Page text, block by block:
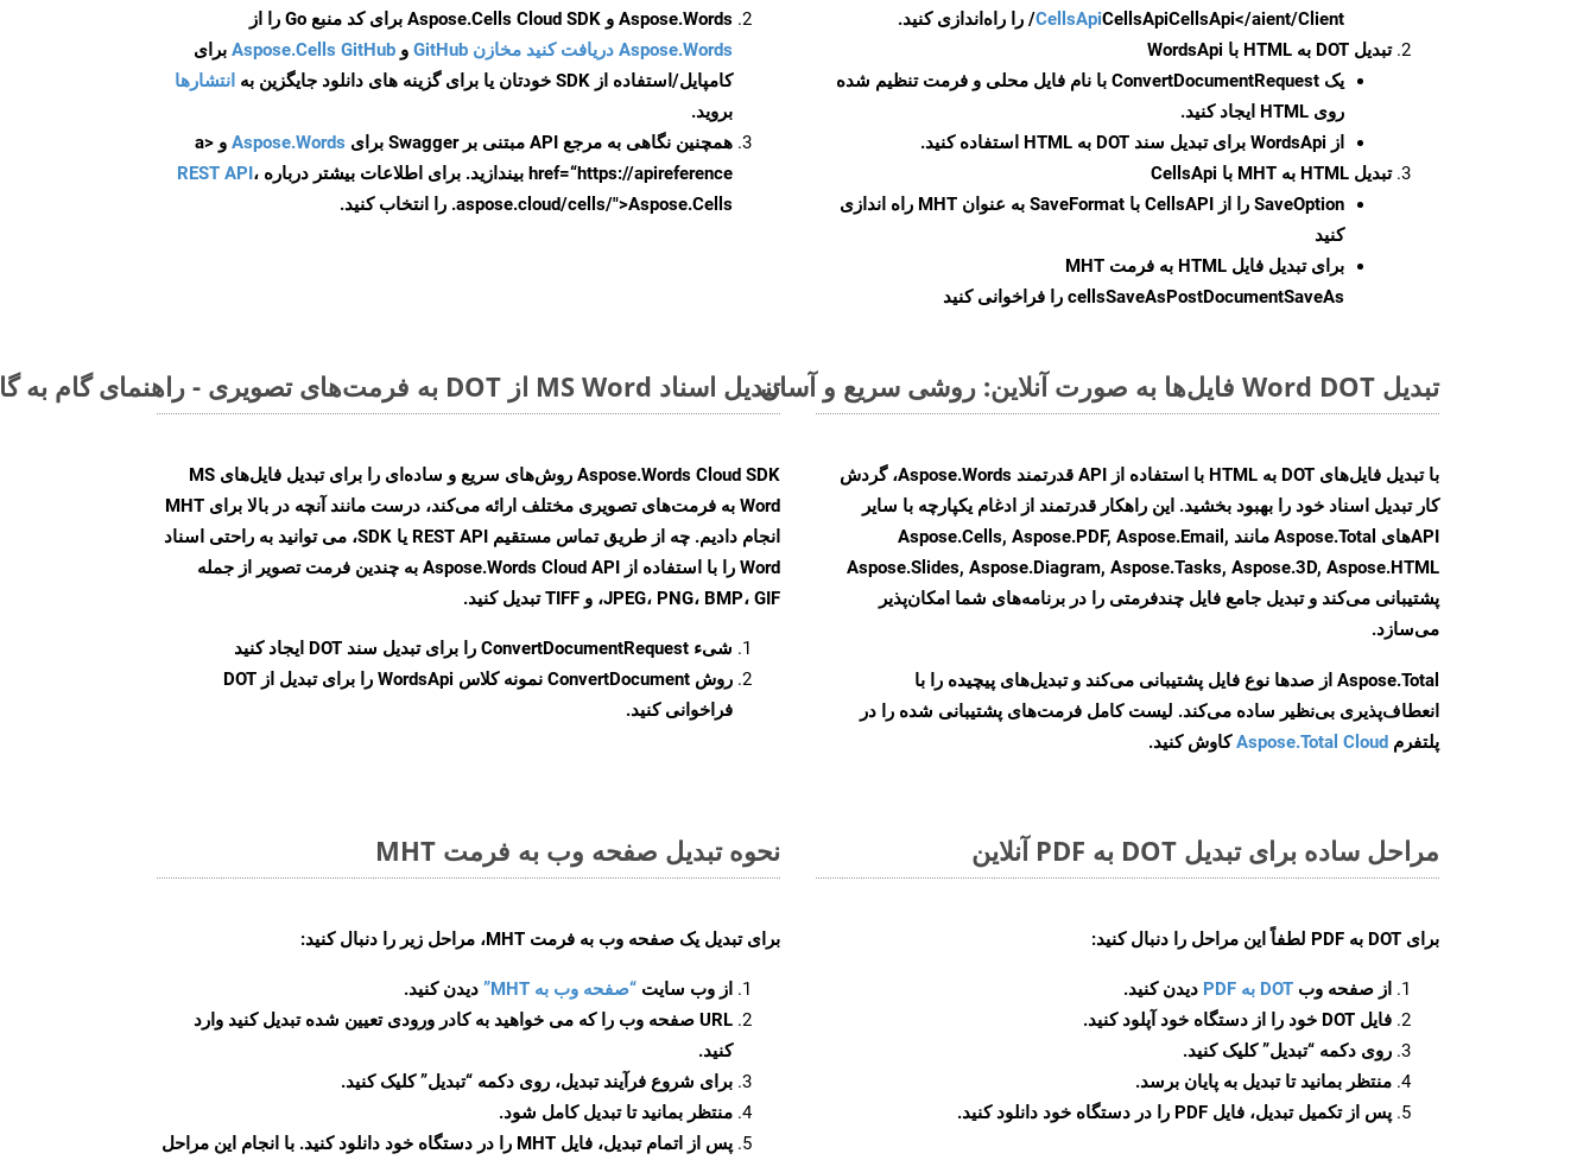
CellsApiCellsApiCellsApi</aient/Client/ را راه‌اندازی کنید.
تبدیل DOT به HTML با WordsApi
یک ConvertDocumentRequest با نام فایل محلی و فرمت تنظیم شده
روی HTML ایجاد کنید.
از WordsApi برای تبدیل سند DOT به HTML استفاده کنید.
تبدیل HTML به MHT با CellsApi
SaveOption
را از CellsAPI با SaveFormat به عنوان MHT راه اندازی
کنید
برای تبدیل فایل HTML به فرمت
MHT
cellsSaveAsPostDocumentSaveAs را فراخوانی کنید
Aspose.Words و Aspose.Cells Cloud SDK برای کد منبع Go را از
Aspose.Words دریافت کنید مخازن GitHub
و Aspose.Cells GitHub برای
کامپایل/استفاده از SDK خودتان یا برای گزینه های دانلود جایگزین به
انتشارها
بروید.
همچنین نگاهی به مرجع API مبتنی بر Swagger برای
Aspose.Words
و <a
href=“https://apireference بیندازید. برای اطلاعات بیشتر درباره
REST API،
.aspose.cloud/cells/">Aspose.Cells را انتخاب کنید.
تبدیل Word DOT فایل‌ها به صورت آنلاین: روشی سریع و آسان
با تبدیل فایل‌های DOT به HTML با استفاده از API قدرتمند Aspose.Words، گردش
کار تبدیل اسناد خود را بهبود بخشید. این راهکار قدرتمند از ادغام یکپارچه با سایر
APIهای Aspose.Total مانند Aspose.Cells, Aspose.PDF, Aspose.Email,
Aspose.Slides, Aspose.Diagram, Aspose.Tasks, Aspose.3D, Aspose.HTML
پشتیبانی می‌کند و تبدیل جامع فایل چندفرمتی را در برنامه‌های شما امکان‌پذیر
می‌سازد.
Aspose.Total از صدها نوع فایل پشتیبانی می‌کند و تبدیل‌های پیچیده را با
انعطاف‌پذیری بی‌نظیر ساده می‌کند. لیست کامل فرمت‌های پشتیبانی شده را در
پلتفرم Aspose.Total Cloudکاوش کنید.
تبدیل اسناد MS Word از DOT به فرمت‌های تصویری - راهنمای گام به گام
Aspose.Words Cloud SDK روش‌های سریع و ساده‌ای را برای تبدیل فایل‌های MS
Word به فرمت‌های تصویری مختلف ارائه می‌کند، درست مانند آنچه در بالا برای MHT
انجام دادیم. چه از طریق تماس مستقیم REST API یا SDK، می توانید به راحتی اسناد
Word را با استفاده از Aspose.Words Cloud API به چندین فرمت تصویر از جمله
JPEG، PNG، BMP، GIF، و TIFF تبدیل کنید.
شیء ConvertDocumentRequest را برای تبدیل سند DOT ایجاد کنید
روش ConvertDocument
نمونه کلاس WordsApi را برای تبدیل از DOT
فراخوانی کنید.
مراحل ساده برای تبدیل DOT به PDF آنلاین
برای DOT به PDF لطفاً این مراحل را دنبال کنید:
از صفحه وب DOT به PDF
دیدن کنید.
فایل DOT خود را از دستگاه خود آپلود کنید.
روی دکمه “تبدیل”کلیک کنید.
منتظر بمانید تا تبدیل به پایان برسد.
پس از تکمیل تبدیل، فایل PDF را در دستگاه خود دانلود کنید.
نحوه تبدیل صفحه وب به فرمت MHT
برای تبدیل یک صفحه وب به فرمت MHT، مراحل زیر را دنبال کنید:
از وب سایت “صفحه وب به MHT”
دیدن کنید.
URL صفحه وب را که می خواهید به کادر ورودی تعیین شده تبدیل کنید وارد
کنید.
برای شروع فرآیند تبدیل، روی دکمه “تبدیل” کلیک کنید.
منتظر بمانید تا تبدیل کامل شود.
پس از اتمام تبدیل، فایل MHT را در دستگاه خود دانلود کنید. با انجام این مراحل